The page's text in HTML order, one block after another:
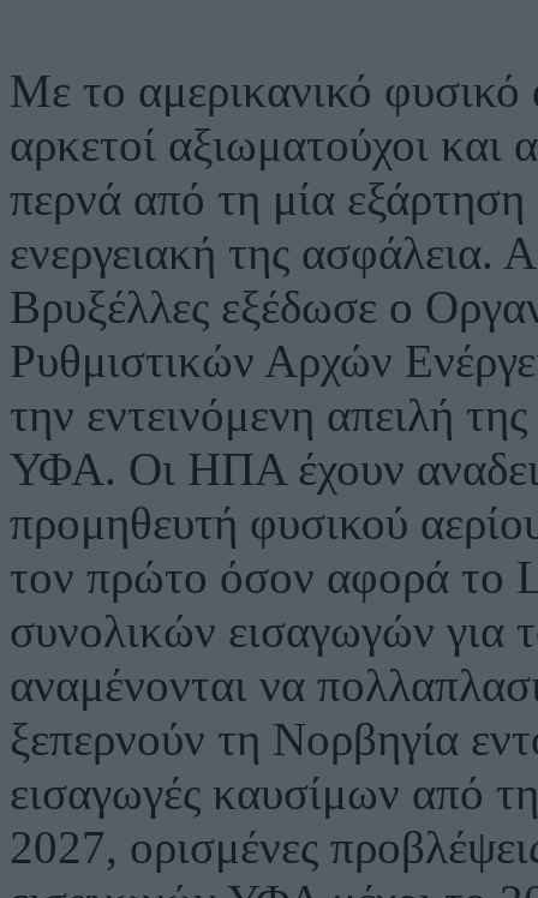
Με το αμερικανικό φυσικό
αρκετοί αξιωματούχοι
περνά από τη μία
ενεργειακή της ασφάλεια.
Βρυξέλλες εξέδωσε ο
Ρυθμιστικών Αρχών
την εντεινόμενη απειλή
ΥΦΑ. Οι ΗΠΑ έχουν
προμηθευτή φυσικού
τον πρώτο όσον αφορά το
συνολικών εισαγωγών για
αναμένονται να
ξεπερνούν τη Νορβηγία
εισαγωγές καυσίμων από
2027, ορισμένες